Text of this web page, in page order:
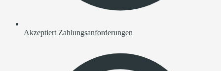
Akzeptiert Zahlungsanforderungen